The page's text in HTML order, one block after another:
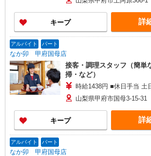
キープ 詳
アルバイト パート
なか卯 甲府国母店
接客・調理スタッフ（簡単
掃・など）
時給1438円 ■休日
山梨県甲府市国母3-15-31
キープ 詳
アルバイト パート
なか卯 甲府国母店